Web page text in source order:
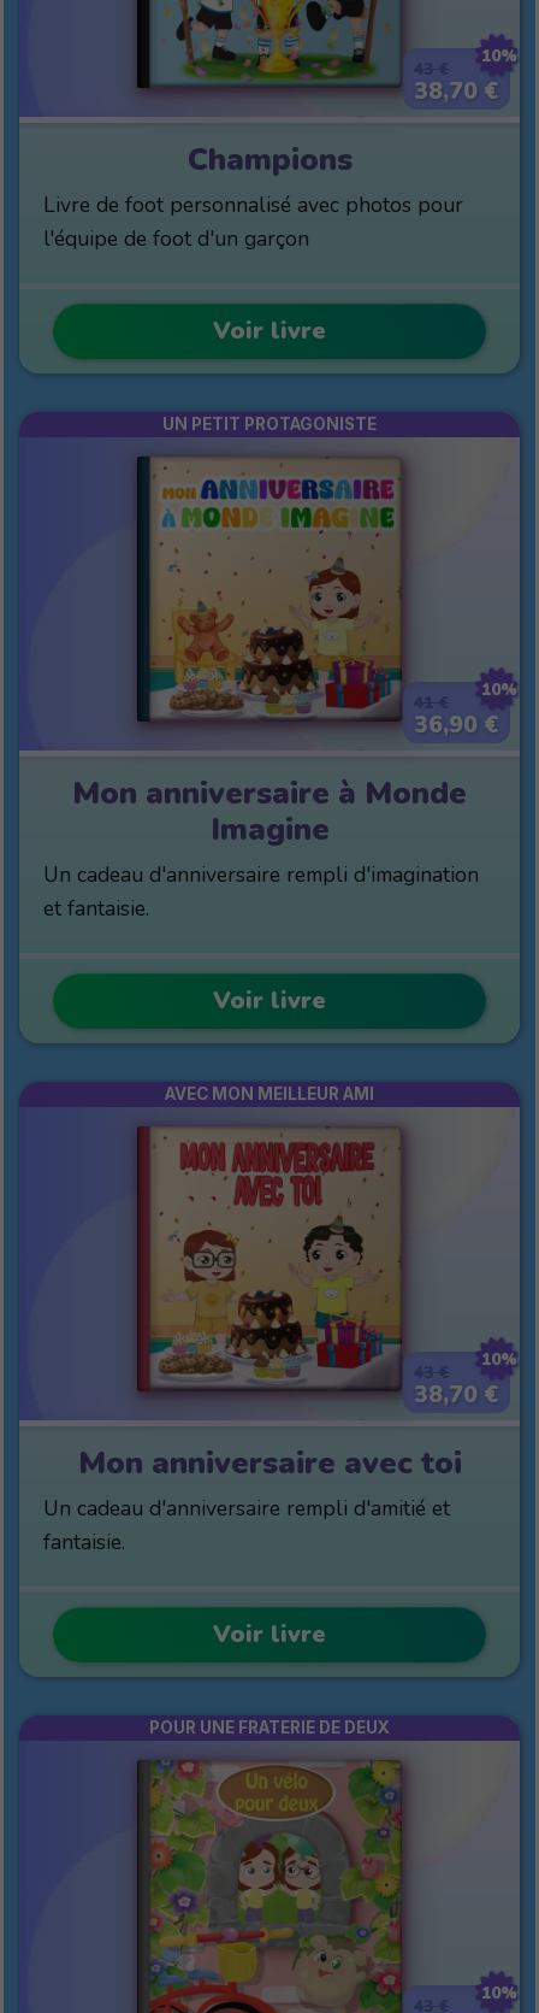
10%
38,70 €
Champions
Livre de foot personnalisé avec photos pour
l'équipe de foot d'un garçon
Voir livre
10%
36,90 €
UN PETIT PROTAGONISTE
Mon anniversaire à Monde
Imagine
Un cadeau d'anniversaire rempli d'imagination
et fantaisie.
Voir livre
10%
38,70 €
AVEC MON MEILLEUR AMI
Mon anniversaire avec toi
Un cadeau d'anniversaire rempli d'amitié et
fantaisie.
Voir livre
10%
POUR UNE FRATERIE DE DEUX